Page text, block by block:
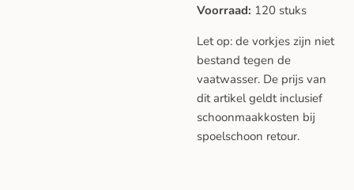
Voorraad: 120 stuks
Let op: de vorkjes zijn niet
bestand tegen de
vaatwasser. De prijs van
dit artikel geldt inclusief
schoonmaakkosten bij
spoelschoon retour.